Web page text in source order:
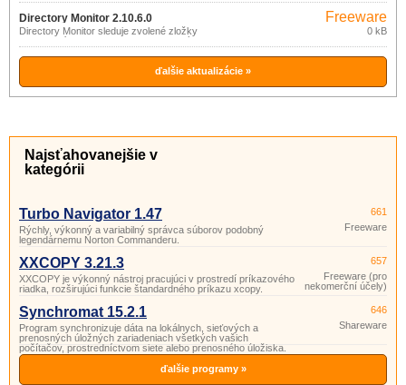
Directory Monitor 2.10.6.0
Directory Monitor sleduje zvolené zložky
a upozorní na zmenu ich obsahu (nový,
zmazaný, zmenený súbor).
Freeware
0 kB
ďalšie aktualizácie »
Najsťahovanejšie v
kategórii
Turbo Navigator 1.47
Rýchly, výkonný a variabilný správca súborov podobný
legendárnemu Norton Commanderu.
661
Freeware
XXCOPY 3.21.3
XXCOPY je výkonný nástroj pracujúci v prostredí príkazového
riadka, rozširujúci funkcie štandardného príkazu xcopy.
657
Freeware (pro
nekomerční účely)
Synchromat 15.2.1
Program synchronizuje dáta na lokálnych, sieťových a
prenosných úložných zariadeniach všetkých vašich
počítačov, prostredníctvom siete alebo prenosného úložiska.
646
Shareware
ďalšie programy »